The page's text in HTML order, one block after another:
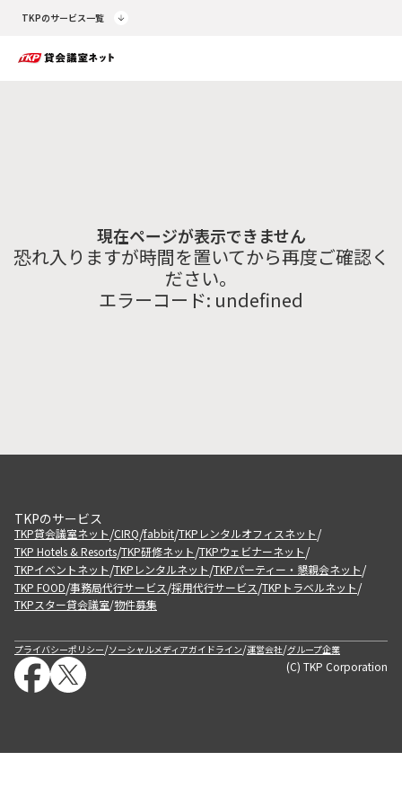
TKPのサービス一覧
現在ページが表示できません
恐れ入りますが時間を置いてから再度ご確認く
ださい。
エラーコード: undefined
TKPのサービス
TKP貸会議室ネット/CIRQ/fabbit/TKPレンタルオフィスネット/
TKP Hotels & Resorts/TKP研修ネット/TKPウェビナーネット/
TKPイベントネット/TKPレンタルネット/TKPパーティー・懇親会ネット/
TKP FOOD/事務局代行サービス/採用代行サービス/TKPトラベルネット/
TKPスター貸会議室/物件募集
プライバシーポリシー/ソーシャルメディアガイドライン/運営会社/グループ企業
(C) TKP Corporation